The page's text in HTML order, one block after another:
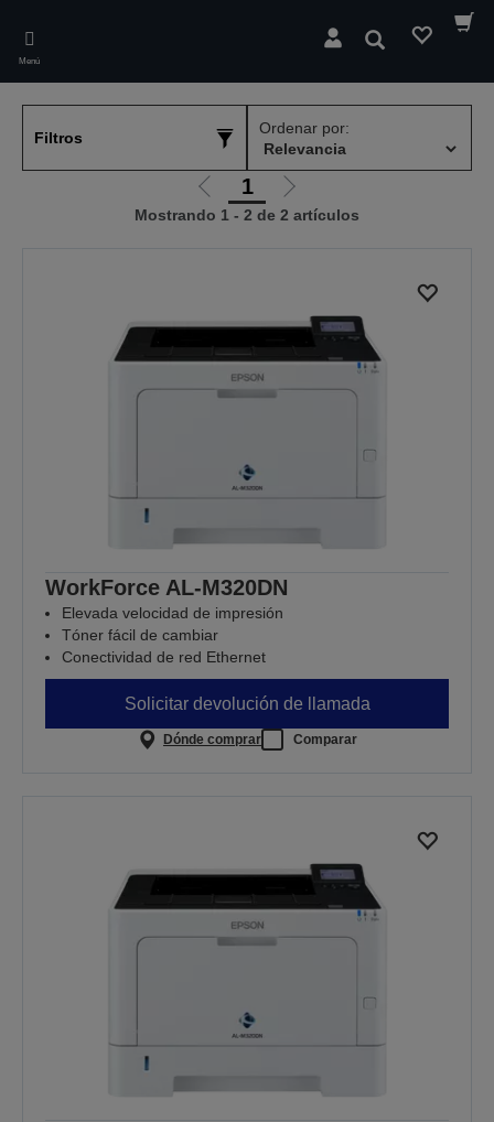
main
content
Menú
Buscar
Filtros
Ordenar por:
Ir
a
1
Ir
a
Mostrando 1 - 2 de 2 artículos
WorkForce AL-M320DN
Elevada velocidad de impresión
Tóner fácil de cambiar
Conectividad de red Ethernet
Solicitar devolución de llamada
Dónde comprar Comparar